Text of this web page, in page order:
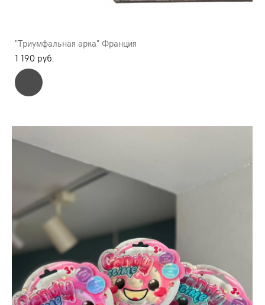
"Триумфальная арка" Франция
1 190 pуб.